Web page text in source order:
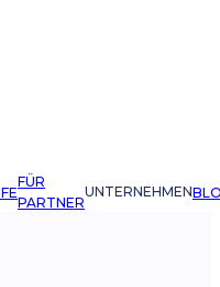
FÜR
PARTNER
UNTERNEHMEN